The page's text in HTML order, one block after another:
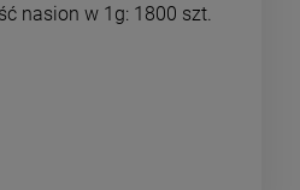
nasion w 1g: 1800 szt.